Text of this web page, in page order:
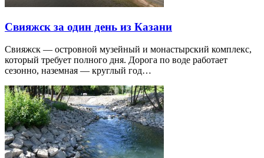
Свияжск за один день из Казани
Свияжск — островной музейный и монастырский комплекс,
который требует полного дня. Дорога по воде работает
сезонно, наземная — круглый год…